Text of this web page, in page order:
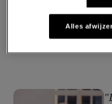
Alles